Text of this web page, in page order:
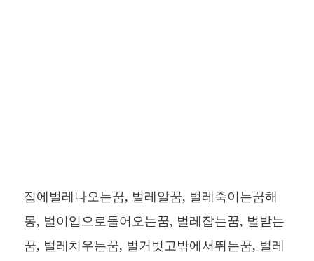
집에벌레나오는꿈, 벌레알꿈, 벌레죽이는꿈해
몽, 벌이입으로들어오는꿈, 벌레잡는꿈, 벌받는
꿈, 벌레치우는꿈, 벌거벗고밖에서뛰는꿈, 벌레